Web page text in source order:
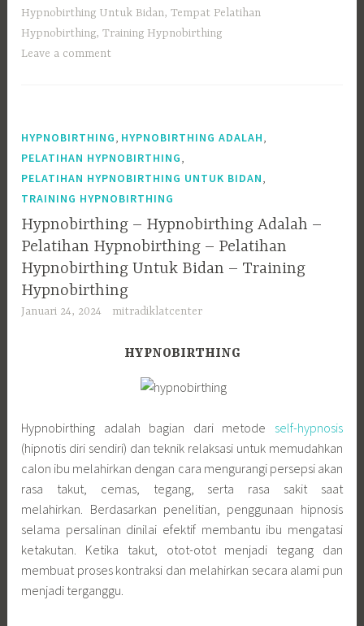
Hypnobirthing Untuk Bidan,Tempat Pelatihan
Hypnobirthing,Training Hypnobirthing
Leave a comment
HYPNOBIRTHING, HYPNOBIRTHING ADALAH,
PELATIHAN HYPNOBIRTHING,
PELATIHAN HYPNOBIRTHING UNTUK BIDAN,
TRAINING HYPNOBIRTHING
Hypnobirthing – Hypnobirthing Adalah –
Pelatihan Hypnobirthing – Pelatihan
Hypnobirthing Untuk Bidan – Training
Hypnobirthing
Januari 24, 2024 mitradiklatcenter
HYPNOBIRTHING
Hypnobirthing adalah bagian dari metode self-hypnosis
(hipnotis diri sendiri) dan teknik relaksasi untuk memudahkan
calon ibu melahirkan dengan cara mengurangi persepsi akan
rasa takut, cemas, tegang, serta rasa sakit saat
melahirkan. Berdasarkan penelitian, penggunaan hipnosis
selama persalinan dinilai efektif membantu ibu mengatasi
ketakutan. Ketika takut, otot-otot menjadi tegang dan
membuat proses kontraksi dan melahirkan secara alami pun
menjadi terganggu.